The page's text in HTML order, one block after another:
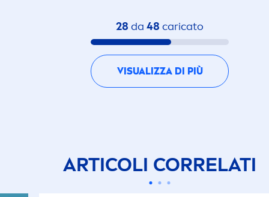
28 da 48 caricato
VISUALIZZA DI PIÙ
ARTICOLI CORRELATI